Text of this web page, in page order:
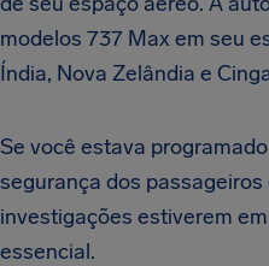
modelos 737 Max em seu
Índia, Nova Zelândia e
Se você estava
segurança dos
investigações estiverem
essencial.